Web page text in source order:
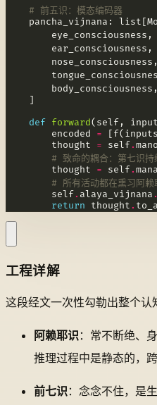
# 前五识：模态编码器
pancha_vijnana:
def forward(self,
        encoded
=
        thought
= self.
# 致命的耦合：第七识持
        thought
= self.
# 所有活动都在熏习阿赖
        self
. alaya_vijnana .
return thought .
工程详解
这段经文一次性勾勒出整个
阿赖耶识： 常不断绝、
推理过程中是静态的，
前七识： 念念不住，是